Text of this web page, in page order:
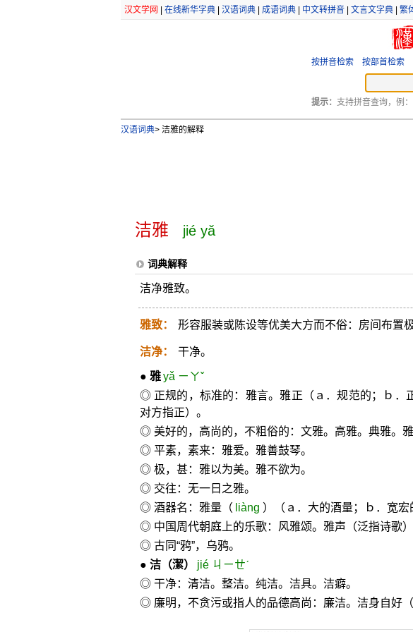
汉文学网 在线新华字典| 汉语词典| 成语词典| 中文转拼音| 文言文字典| 繁
按拼音检索 按部首检索
提示： 支持拼音查询，例：
汉语词典>洁雅的解释
洁雅 jié yǎ
词典解释
洁净雅致。
雅致： 形容服装或陈设等优美大方而不俗：房间布置极
洁净： 干净。
● 雅 yǎ ㄧㄚˇ
◎ 正规的，标准的：雅言。雅正（ａ．规范的；ｂ．
对方指正）。
◎ 美好的，高尚的，不粗俗的：文雅。高雅。典雅。
◎ 平素，素来：雅爱。雅善鼓琴。
◎ 极，甚：雅以为美。雅不欲为。
◎ 交往：无一日之雅。
◎ 酒器名：雅量（ liàng ）（ａ．大的酒量；ｂ．宽宏
◎ 中国周代朝庭上的乐歌：风雅颂。雅声（泛指诗歌）
◎ 古同“鸦”，乌鸦。
● 洁（潔）
jié ㄐㄧㄝˊ
◎ 干净：清洁。整洁。纯洁。洁具。洁癖。
◎ 廉明，不贪污或指人的品德高尚：廉洁。洁身自好（